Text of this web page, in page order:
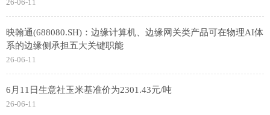
26-06-11
映翰通(688080.SH)：边缘计算机、边缘网关类产品可在物理AI体
系的边缘侧承担五大关键职能
26-06-11
6月11日生意社玉米基准价为2301.43元/吨
26-06-11